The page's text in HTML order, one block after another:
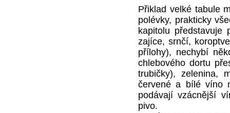
Přiklad velké tabule
polévky, prakticky
kapitolu představuje
zajíce, srnčí,
přílohy), nechybí
chlebového dortu
trubičky), zelenina,
červené a bílé víno
podávají vzácnější
pivo.